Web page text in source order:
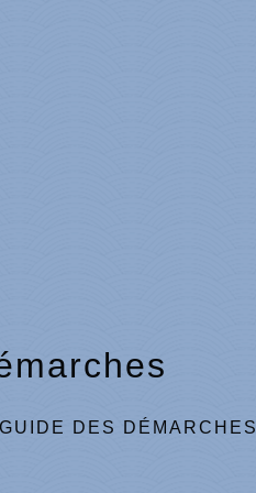
GUIDE DES DÉMARCHES